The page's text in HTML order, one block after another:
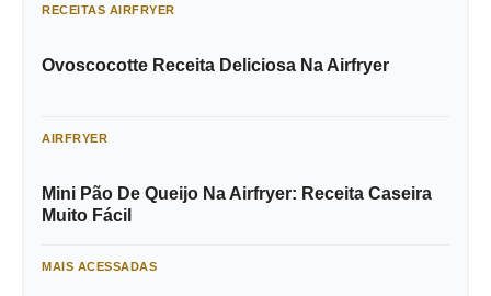
RECEITAS AIRFRYER
Ovoscocotte Receita Deliciosa Na Airfryer
AIRFRYER
Mini Pão De Queijo Na Airfryer: Receita Caseira
Muito Fácil
MAIS ACESSADAS